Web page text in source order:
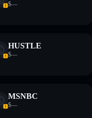
$—
HUSTLE
$—
MSNBC
$—